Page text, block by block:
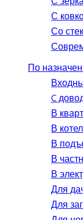
С
Со
По
C
В
В
В
В
В
Для
Для